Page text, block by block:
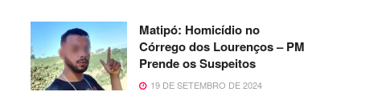
Matipó: Homicídio no
Córrego dos Lourenços – PM
Prende os Suspeitos
19 DE SETEMBRO DE 2024